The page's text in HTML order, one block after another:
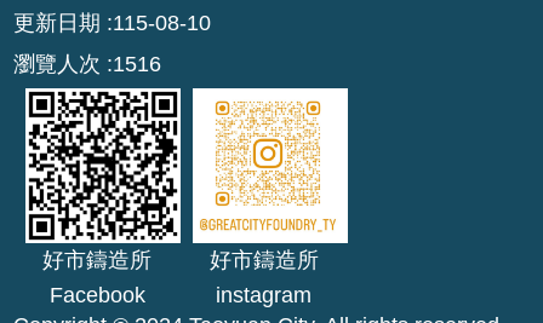
資
安
全
政
策
更新日期
115-08-10
瀏覽人次
1516
好市鑄造所
Facebook
好市鑄造所
instagram